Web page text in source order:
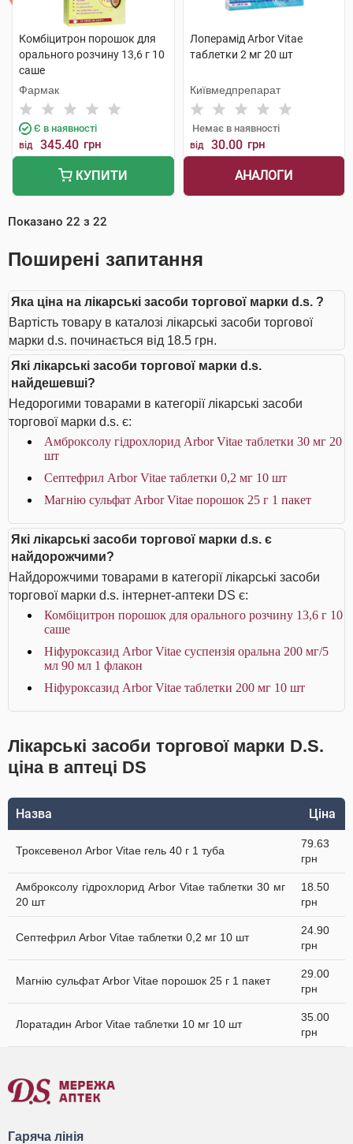
Комбіцитрон порошок для
орального розчину 13,6 г 10
саше
Фармак
Є в наявності
від 345.40 грн
КУПИТИ
Лоперамід Arbor Vitae
таблетки 2 мг 20 шт
Київмедпрепарат
Немає в наявності
від 30.00 грн
АНАЛОГИ
Показано 22 з 22
Поширені запитання
Яка ціна на лікарські засоби торгової марки d.s. ?
Вартість товару в каталозі лікарські засоби торгової
марки d.s. починається від 18.5 грн.
Які лікарські засоби торгової марки d.s.
найдешевші?
Недорогими товарами в категорії лікарські засоби
торгової марки d.s. є:
Амброксолу гідрохлорид Arbor Vitae таблетки 30 мг 20
шт
Септефрил Arbor Vitae таблетки 0,2 мг 10 шт
Магнію сульфат Arbor Vitae порошок 25 г 1 пакет
Які лікарські засоби торгової марки d.s. є
найдорожчими?
Найдорожчими товарами в категорії лікарські засоби
торгової марки d.s. інтернет-аптеки DS є:
Комбіцитрон порошок для орального розчину 13,6 г 10
саше
Ніфуроксазид Arbor Vitae суспензія оральна 200 мг/5
мл 90 мл 1 флакон
Ніфуроксазид Arbor Vitae таблетки 200 мг 10 шт
Лікарські засоби торгової марки D.S.
ціна в аптеці DS
Назва Ціна
Троксевенол Arbor Vitae гель 40 г 1 туба
79.63
грн
Амброксолу гідрохлорид Arbor Vitae таблетки 30 мг
20 шт
18.50
грн
Септефрил Arbor Vitae таблетки 0,2 мг 10 шт
24.90
грн
Магнію сульфат Arbor Vitae порошок 25 г 1 пакет
29.00
грн
Лоратадин Arbor Vitae таблетки 10 мг 10 шт
35.00
грн
Гаряча лінія